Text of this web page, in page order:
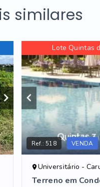
similares
Lote Quintas
Ref.:518 VENDA
Universitário -
Terreno em